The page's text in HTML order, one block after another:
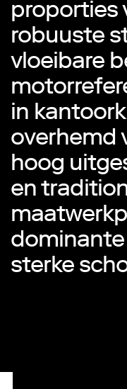
proporties
robuuste
vloeibare
in
overhemd
hoog
en
sterke